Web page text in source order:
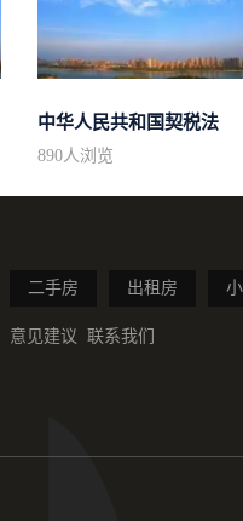
中华人民共和国契税法
890人浏览
二手房 出租房
意见建议 联系我们